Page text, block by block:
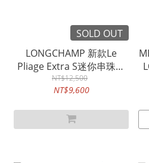
SOLD OUT
LONGCHAMP 新款Le
Pliage Extra S迷你串珠設
計斜背圓筒包 (橘紅色)
NT$12,500
NT$9,600